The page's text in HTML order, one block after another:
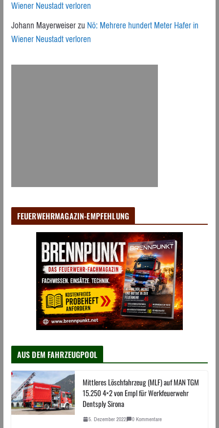
Wiener Neustadt verloren
Johann MayerweiserzuNö: Mehrere hundert Meter Hafer in
Wiener Neustadt verloren
FEUERWEHRMAGAZIN-EMPFEHLUNG
AUS DEM FAHRZEUGPOOL
Mittleres Löschfahrzeug (MLF) auf MAN TGM
15.250 4×2 von Empl für Werkfeuerwehr
Dentsply Sirona
5. Dezember 2022 0 Kommentare